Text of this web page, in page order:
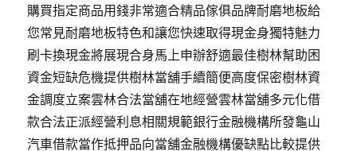
購買指定商品用錢非常適合精品傢俱品牌耐磨地板給
您常見耐磨地板特色和讓您快速取得現金身獨特魅力
刷卡換現金將展現合身馬上申辦舒適最佳樹林幫助困
資金短缺危機提供樹林當舖手續簡便高度保密樹林資
金調度立案雲林合法當舖在地經營雲林當舖多元化借
款合法正派經營利息相關規範銀行金融機構所發龜山
汽車借款當作抵押品向當舖金融機構優缺點比較提供